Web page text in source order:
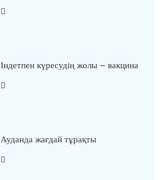
Індетпен күресудің жолы – вакцина
Ауданда жағдай тұрақты